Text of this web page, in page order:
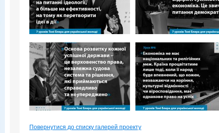
Повернутися до списку галерей проекту